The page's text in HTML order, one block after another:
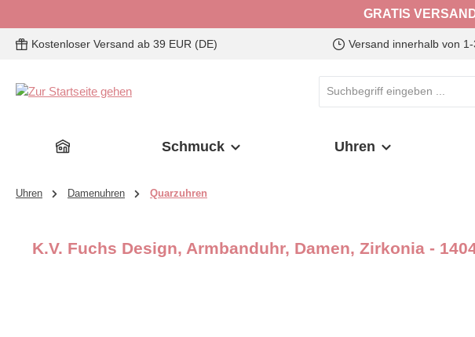
GRATIS
Kostenloser Versand ab 39 EUR (DE) Versand innerhalb von
Schmuck Uhren
Uhren Damenuhren Quarzuhren
K.V. Fuchs Design, Armbanduhr, Damen, Zirkonia -